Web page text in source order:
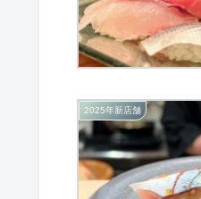
2025年新店舗